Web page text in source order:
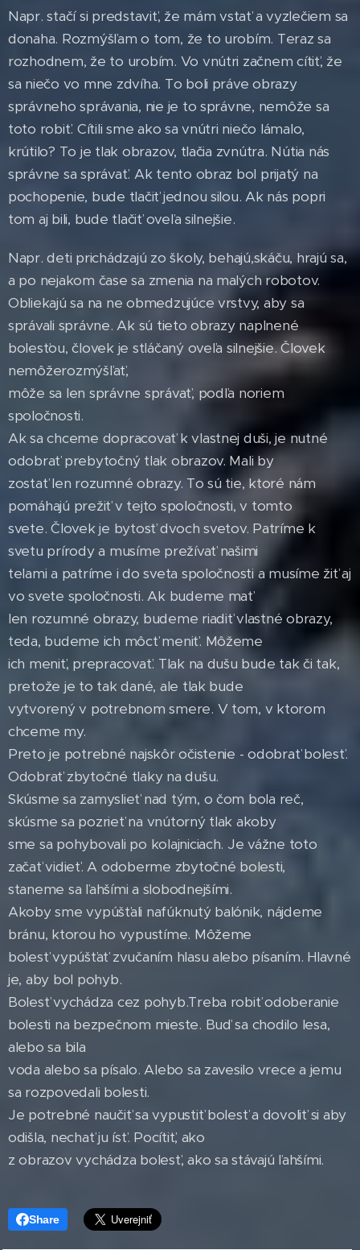
Napr. stačí si predstaviť, že mám vstať a vyzlečiem sa
donaha. Rozmýšľam o tom, že to urobím. Teraz sa
rozhodnem, že to urobím. Vo vnútri začnem cítiť, že
sa niečo vo mne zdvíha. To boli práve obrazy
správneho správania, nie je to správne, nemôže sa
toto robiť. Cítili sme ako sa vnútri niečo lámalo,
krútilo? To je tlak obrazov, tlačia zvnútra. Nútia nás
správne sa správať. Ak tento obraz bol prijatý na
pochopenie, bude tlačiť jednou silou. Ak nás popri
tom aj bili, bude tlačiť oveľa silnejšie.
Napr. deti prichádzajú zo školy, behajú,skáču, hrajú sa,
a po nejakom čase sa zmenia na malých robotov.
Obliekajú sa na ne obmedzujúce vrstvy, aby sa
správali správne. Ak sú tieto obrazy naplnené
bolesťou, človek je stláčaný oveľa silnejšie. Človek
nemôžerozmýšľať,
môže sa len správne správať, podľa noriem
spoločnosti.
Ak sa chceme dopracovať k vlastnej duši, je nutné
odobrať prebytočný tlak obrazov. Mali by
zostať len rozumné obrazy. To sú tie, ktoré nám
pomáhajú prežiť v tejto spoločnosti, v tomto
svete. Človek je bytosť dvoch svetov. Patríme k
svetu prírody a musíme prežívať našimi
telami a patríme i do sveta spoločnosti a musíme žiť aj
vo svete spoločnosti. Ak budeme mať
len rozumné obrazy, budeme riadiť vlastné obrazy,
teda, budeme ich môcť meniť. Môžeme
ich meniť, prepracovať. Tlak na dušu bude tak či tak,
pretože je to tak dané, ale tlak bude
vytvorený v potrebnom smere. V tom, v ktorom
chceme my.
Preto je potrebné najskôr očistenie - odobrať bolesť.
Odobrať zbytočné tlaky na dušu.
Skúsme sa zamyslieť nad tým, o čom bola reč,
skúsme sa pozrieť na vnútorný tlak akoby
sme sa pohybovali po kolajniciach. Je vážne toto
začať vidieť. A odoberme zbytočné bolesti,
staneme sa ľahšími a slobodnejšími.
Akoby sme vypúšťali nafúknutý balónik, nájdeme
bránu, ktorou ho vypustíme. Môžeme
bolesť vypúšťať zvučaním hlasu alebo písaním. Hlavné
je, aby bol pohyb.
Bolesť vychádza cez pohyb.Treba robiť odoberanie
bolesti na bezpečnom mieste. Buď sa chodilo lesa,
alebo sa bila
voda alebo sa písalo. Alebo sa zavesilo vrece a jemu
sa rozpovedali bolesti.
Je potrebné naučiť sa vypustiť bolesť a dovoliť si aby
odišla, nechať ju ísť. Pocítiť, ako
z obrazov vychádza bolesť, ako sa stávajú ľahšími.
Share